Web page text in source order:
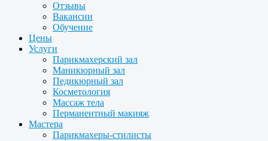
Отзывы
Вакансии
Обучение
Цены
Услуги
Парикмахерский зал
Маникюрный зал
Педикюрный зал
Косметология
Массаж тела
Перманентный макияж
Мастера
Парикмахеры-стилисты